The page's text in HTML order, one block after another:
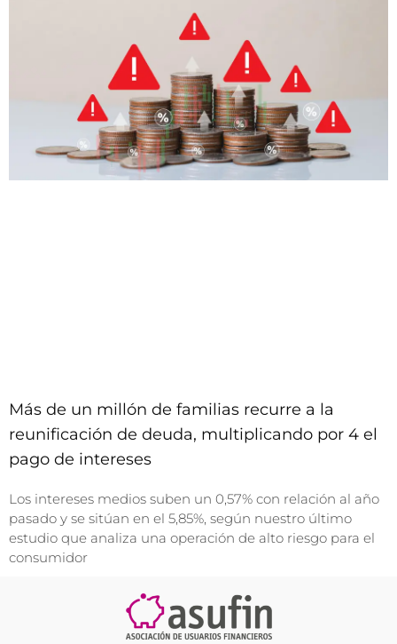
Más de un millón de familias recurre a la
reunificación de deuda, multiplicando por 4 el
pago de intereses
Los intereses medios suben un 0,57% con relación al año
pasado y se sitúan en el 5,85%, según nuestro último
estudio que analiza una operación de alto riesgo para el
consumidor